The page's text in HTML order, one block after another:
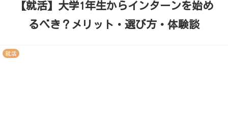
【就活】大学1年生からインターンを始め
るべき？メリット・選び方・体験談
就活